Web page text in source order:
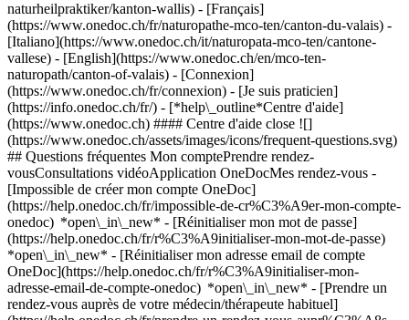
naturheilpraktiker/kanton-wallis) - [Français]
(https://www.onedoc.ch/fr/naturopathe-mco-ten/canton-du-valais) -
[Italiano](https://www.onedoc.ch/it/naturopata-mco-ten/cantone-
vallese) - [English](https://www.onedoc.ch/en/mco-ten-
naturopath/canton-of-valais) - [Connexion]
(https://www.onedoc.ch/fr/connexion) - [Je suis praticien]
(https://info.onedoc.ch/fr/) - [*help\_outline*Centre d'aide]
(https://www.onedoc.ch) #### Centre d'aide close ![]
(https://www.onedoc.ch/assets/images/icons/frequent-questions.svg)
## Questions fréquentes Mon comptePrendre rendez-
vousConsultations vidéoApplication OneDocMes rendez-vous -
[Impossible de créer mon compte OneDoc]
(https://help.onedoc.ch/fr/impossible-de-cr%C3%A9er-mon-compte-
onedoc) *open\_in\_new* - [Réinitialiser mon mot de passe]
(https://help.onedoc.ch/fr/r%C3%A9initialiser-mon-mot-de-passe)
*open\_in\_new* - [Réinitialiser mon adresse email de compte
OneDoc](https://help.onedoc.ch/fr/r%C3%A9initialiser-mon-
adresse-email-de-compte-onedoc) *open\_in\_new* - [Prendre un
rendez-vous auprès de votre médecin/thérapeute habituel]